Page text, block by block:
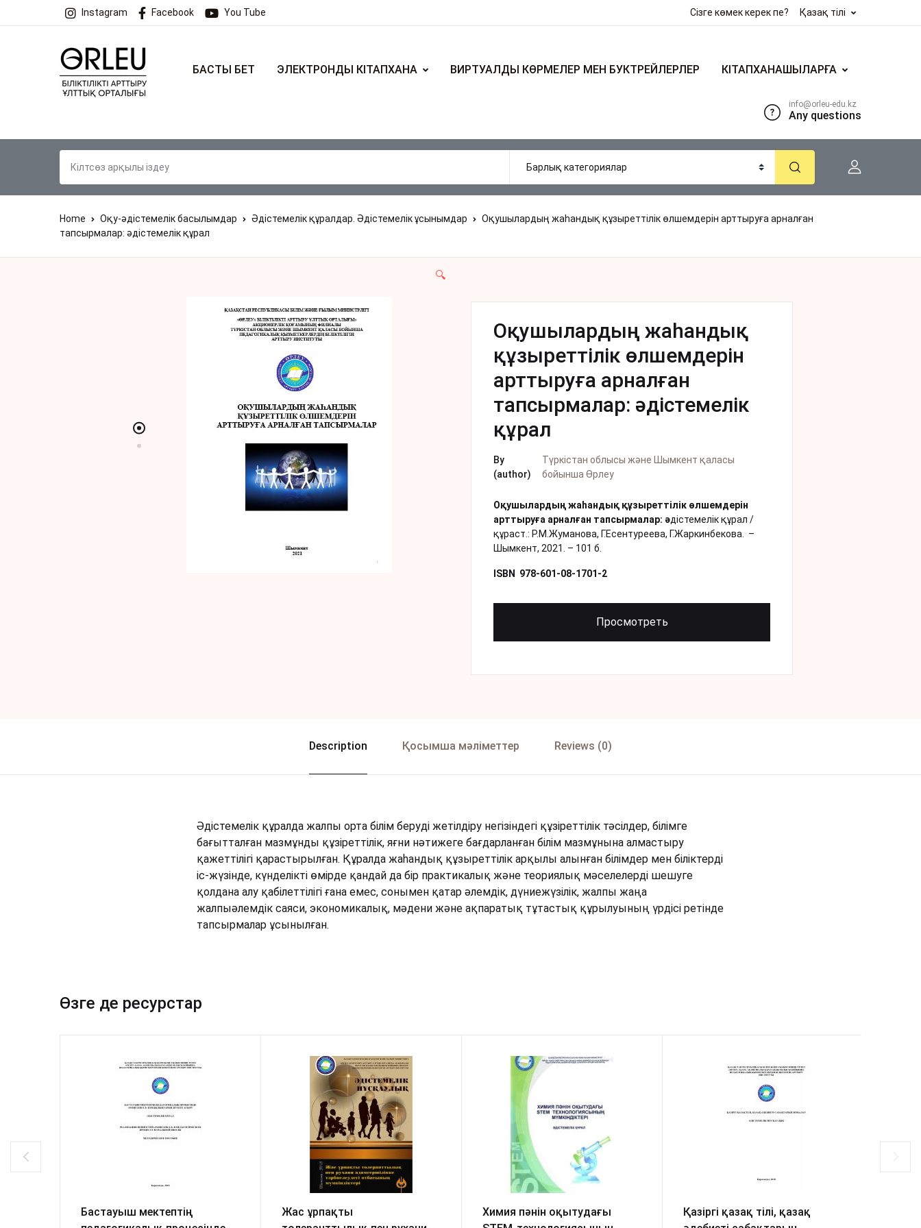
Instagram Facebook You Tube Сізге көмек керек пе? Қазақ тілі
БАСТЫ БЕТ ЭЛЕКТРОНДЫ КІТАПХАНА ВИРТУАЛДЫ КӨРМЕЛЕР МЕН БУКТРЕЙЛЕРЛЕР КІТАПХАНАШЫЛАРҒА
info@orleu-edu.kz
Any questions
Home Оқу-әдістемелік басылымдар Әдістемелік құралдар. Әдістемелік ұсынымдар
Оқушылардың жаһандық құзыреттілік өлшемдерін арттыруға арналған
тапсырмалар: әдістемелік құрал
🔍
Оқушылардың жаһандық
құзыреттілік өлшемдерін
арттыруға арналған
тапсырмалар: әдістемелік
құрал
By
(author)
Түркістан облысы және Шымкент қаласы
бойынша Өрлеу
Оқушылардың жаһандық құзыреттілік өлшемдерін
арттыруға арналған тапсырмалар: әдістемелік құрал /
құраст.: Р.М.Жуманова, Г.Есентуреева, Г.Жаркинбекова.
–
Шымкент, 2021. – 101 б.
ISBN 978-601-08-1701-2
Просмотреть
Description Қосымша мәліметтер Reviews (0)
Әдістемелік құралда жалпы орта білім беруді жетілдіру негізіндегі құзіреттілік тәсілдер, білімге
бағытталған мазмұнды құзіреттілік, яғни нәтижеге бағдарланған білім мазмұнына алмастыру
қажеттілігі қарастырылған. Құралда жаһандық құзыреттілік арқылы алынған білімдер мен біліктерді
іс-жүзінде, күнделікті өмірде қандай да бір практикалық және теориялық мәселелерді шешуге
қолдана алу қабілеттілігі ғана емес, сонымен қатар әлемдік, дүниежүзілік, жалпы жаңа
жалпыәлемдік саяси, экономикалық, мәдени және ақпаратық тұтастық құрылуының үрдісі ретінде
тапсырмалар ұсынылған.
Өзге де ресурстар
Бастауыш мектептің
Жас ұрпақты
Химия пәнін оқытудағы
Қазіргі қазақ тілі, қазақ